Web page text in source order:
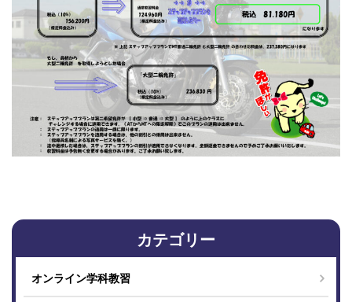
カテゴリー
オンライン学科教習